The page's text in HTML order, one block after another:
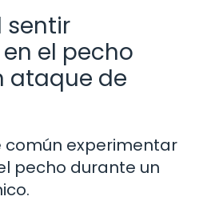
sentir
el pecho
ataque de
común experimentar
pecho durante un